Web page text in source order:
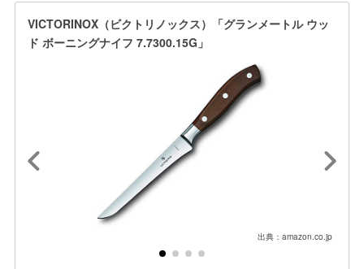
VICTORINOX（ビクトリノックス）「グランメートル ウッ
ド ボーニングナイフ 7.7300.15G」
出典：amazon.co.jp